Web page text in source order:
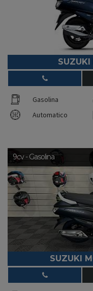
SUZUKI
Gasolina
Automatico
9cv - Gasolina
SUZUKI